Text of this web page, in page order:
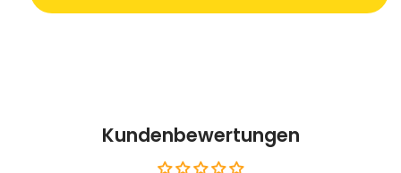
Kundenbewertungen